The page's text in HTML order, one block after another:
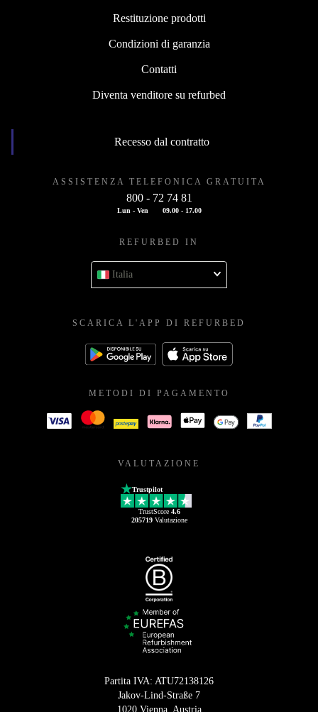
Restituzione prodotti
Condizioni di garanzia
Contatti
Diventa venditore su refurbed
Recesso dal contratto
ASSISTENZA TELEFONICA GRATUITA
800 - 72 74 81
Lun - Ven 09.00 - 17.00
REFURBED IN
Italia
SCARICA L'APP DI REFURBED
METODI DI PAGAMENTO
VALUTAZIONE
Trustpilot
TrustScore 4.6
205719Valutazione
Partita IVA: ATU72138126
Jakov-Lind-Straße 7
1020 Vienna, Austria